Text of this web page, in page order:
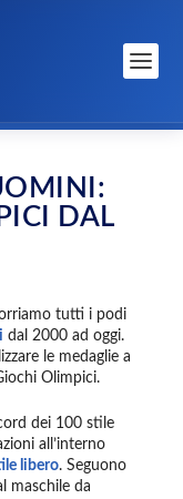
DAL
tutti i podi
dal 2000 ad oggi.
le medaglie a
Olimpici.
dei 100 stile
all’interno
libero. Seguono
maschile da